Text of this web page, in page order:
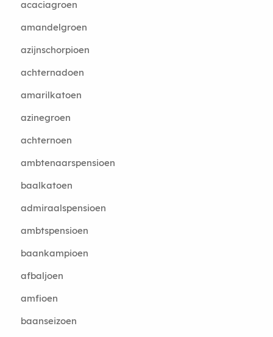
acaciagroen
amandelgroen
azijnschorpioen
achternadoen
amarilkatoen
azinegroen
achternoen
ambtenaarspensioen
baalkatoen
admiraalspensioen
ambtspensioen
baankampioen
afbaljoen
amfioen
baanseizoen